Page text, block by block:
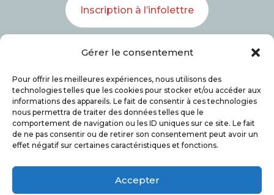
Gérer le consentement
Pour offrir les meilleures expériences, nous utilisons des
technologies telles que les cookies pour stocker et/ou accéder aux
informations des appareils. Le fait de consentir à ces technologies
nous permettra de traiter des données telles que le
comportement de navigation ou les ID uniques sur ce site. Le fait
de ne pas consentir ou de retirer son consentement peut avoir un
effet négatif sur certaines caractéristiques et fonctions.
Accepter
Inscription à l’infolettre
© 2026 Salon du livre de l’Estrie. Tous droits